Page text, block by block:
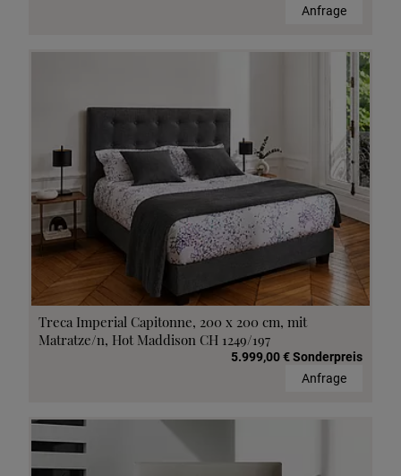
Anfrage
Treca Imperial Capitonne, 200 x 200 cm, mit
Matratze/n, Hot Maddison CH 1249/197
5.999,00 € Sonderpreis
Anfrage